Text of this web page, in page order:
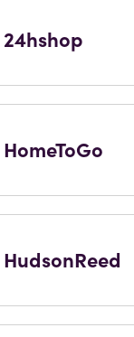
24hshop
HomeToGo
HudsonReed